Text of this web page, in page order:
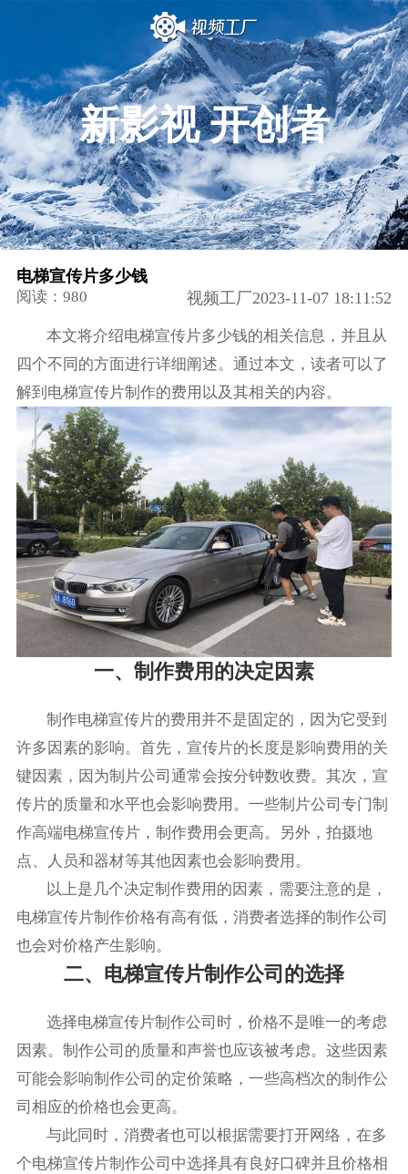
新影视 开创者
电梯宣传片多少钱
阅读：980 视频工厂2023-11-07 18:11:52
本文将介绍电梯宣传片多少钱的相关信息，并且从
四个不同的方面进行详细阐述。通过本文，读者可以了
解到电梯宣传片制作的费用以及其相关的内容。
一、制作费用的决定因素
制作电梯宣传片的费用并不是固定的，因为它受到
许多因素的影响。首先，宣传片的长度是影响费用的关
键因素，因为制片公司通常会按分钟数收费。其次，宣
传片的质量和水平也会影响费用。一些制片公司专门制
作高端电梯宣传片，制作费用会更高。另外，拍摄地
点、人员和器材等其他因素也会影响费用。
以上是几个决定制作费用的因素，需要注意的是，
电梯宣传片制作价格有高有低，消费者选择的制作公司
也会对价格产生影响。
二、电梯宣传片制作公司的选择
选择电梯宣传片制作公司时，价格不是唯一的考虑
因素。制作公司的质量和声誉也应该被考虑。这些因素
可能会影响制作公司的定价策略，一些高档次的制作公
司相应的价格也会更高。
与此同时，消费者也可以根据需要打开网络，在多
个电梯宣传片制作公司中选择具有良好口碑并且价格相